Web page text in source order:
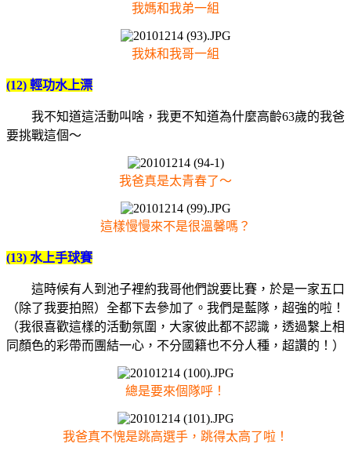
我媽和我弟一組
我妹和我哥一組
(12) 輕功水上漂
我不知道這活動叫啥，我更不知道為什麼高齡63歲的我爸
要挑戰這個～
我爸真是太青春了～
這樣慢慢來不是很溫馨嗎？
(13) 水上手球賽
這時候有人到池子裡約我哥他們說要比賽，於是一家五口
（除了我要拍照）全都下去參加了。我們是藍隊，超強的啦！
（我很喜歡這樣的活動氛圍，大家彼此都不認識，透過繫上相
同顏色的彩帶而團結一心，不分國籍也不分人種，超讚的！）
總是要來個隊呼！
我爸真不愧是跳高選手，跳得太高了啦！